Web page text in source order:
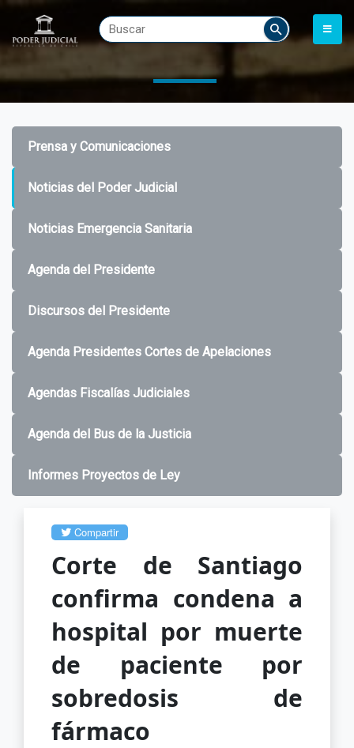
Prensa y Comunicaciones
Noticias del Poder Judicial
Noticias Emergencia Sanitaria
Agenda del Presidente
Discursos del Presidente
Agenda Presidentes Cortes de Apelaciones
Agendas Fiscalías Judiciales
Agenda del Bus de la Justicia
Informes Proyectos de Ley
Compartir
Corte de Santiago
confirma condena a
hospital por muerte
de paciente por
sobredosis de
fármaco